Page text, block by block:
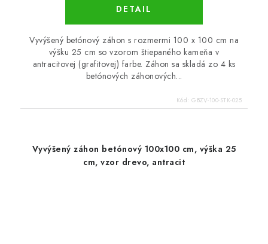
DETAIL
Vyvýšený betónový záhon s rozmermi 100 x 100 cm na
výšku 25 cm so vzorom štiepaného kameňa v
antracitovej (grafitovej) farbe. Záhon sa skladá zo 4 ks
betónových záhonových...
Kód: GBZV-100-STK-025
Vyvýšený záhon betónový 100x100 cm, výška 25
cm, vzor drevo, antracit